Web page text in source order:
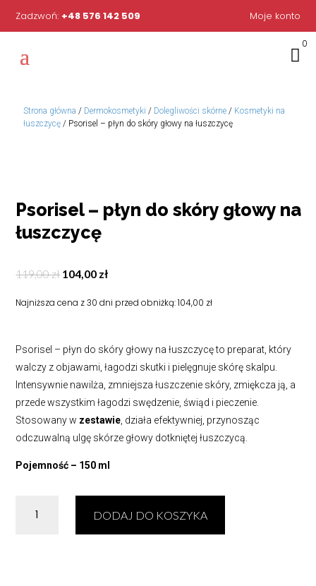
Zadzwoń: +48 576 142 509 Moje konto

0
Strona główna / Dermokosmetyki / Dolegliwości skórne/ Kosmetyki na
łuszczycę/ Psorisel – płyn do skóry głowy na łuszczycę
Psorisel – płyn do skóry głowy na
łuszczycę
119,00złPierwotna
wynosiła:
104,00 złAktualna
wynosi:
Najniższa cena z 30 dni przed obniżką:104,00 zł
Psorisel – płyn do skóry głowy na łuszczycę to preparat, który
walczy z objawami, łagodzi skutki i pielęgnuje skórę skalpu.
Intensywnie nawilża, zmniejsza łuszczenie skóry, zmiękcza ją, a
przede wszystkim łagodzi swędzenie, świąd i pieczenie.
Stosowany w zestawie , działa efektywniej, przynosząc
odczuwalną ulgę skórze głowy dotkniętej łuszczycą.
Pojemność – 150 ml
Psorisel
DODAJ DO KOSZYKA